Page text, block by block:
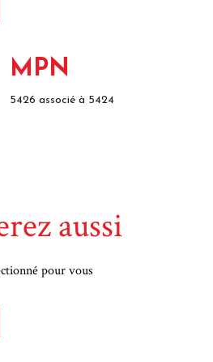
MPN
5426 associé à 5424
aussi
pour vous